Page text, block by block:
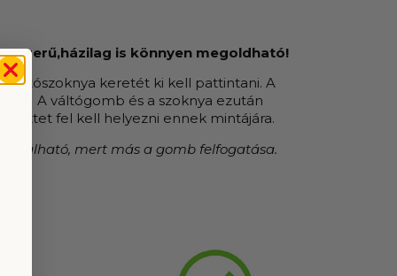
is könnyen megoldható!
váltószoknya keretét ki kell pattintani. A
A váltógomb és a szoknya ezután
szettet fel kell helyezni ennek mintájára.
mert más a gomb felfogatása.